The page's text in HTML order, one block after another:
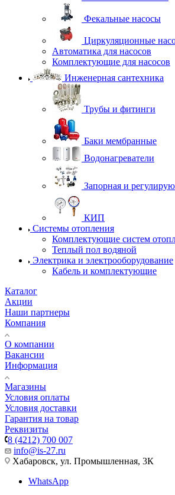
Фекальные насосы
Циркуляционные
Автоматика для насосов
Комплектующие для насосов
Инженерная сантехника
Трубы и фитинги
Баки мембранные
Водонагреватели
Запорная и
КИП
Системы отопления
Комплектующие систем
Теплый пол водяной
Электрика и электрооборудование
Кабель и комплектующие
Каталог
Акции
Наши партнеры
Компания
О компании
Вакансии
Информация
Магазины
Условия оплаты
Условия доставки
Гарантия на товар
Реквизиты
8 (4212) 700 007
info@is-27.ru
Хабаровск, ул. Промышленная, 3К
WhatsApp